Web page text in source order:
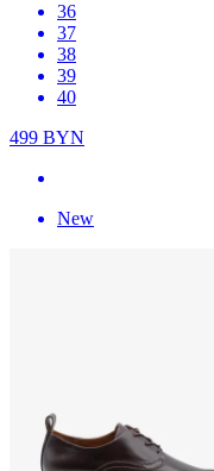
36
37
38
39
40
499 BYN
New